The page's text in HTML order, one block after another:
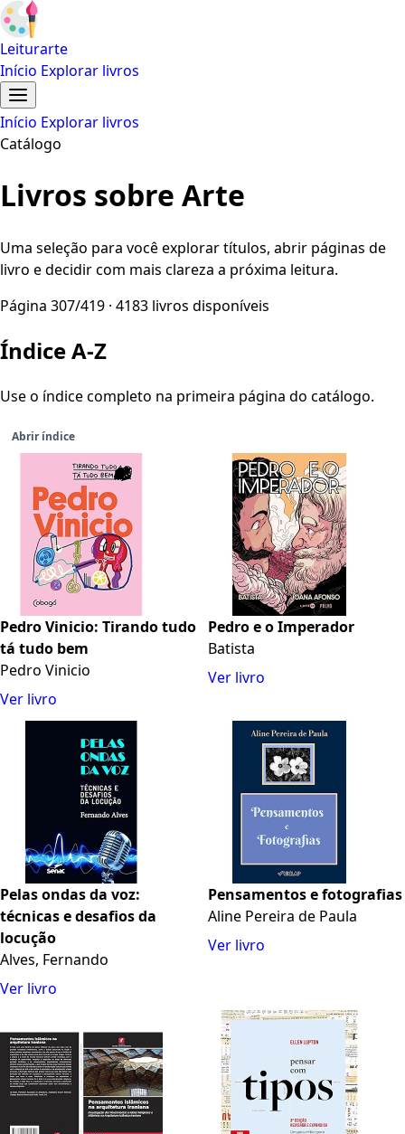
Leiturarte
Início Explorar livros
Início Explorar livros
Catálogo
Livros sobre Arte
Uma seleção para você explorar títulos, abrir páginas de
livro e decidir com mais clareza a próxima leitura.
Página 307/419 · 4183 livros disponíveis
Índice A-Z
Use o índice completo na primeira página do catálogo.
Abrir índice
Pedro Vinicio: Tirando tudo
tá tudo bem
Pedro Vinicio
Ver livro
Pedro e o Imperador
Batista
Ver livro
Pelas ondas da voz:
técnicas e desafios da
locução
Alves, Fernando
Ver livro
Pensamentos e fotografias
Aline Pereira de Paula
Ver livro